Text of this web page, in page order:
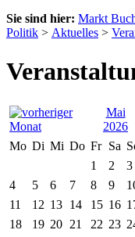
Sie sind hier: Markt
Politik > Aktuelles >
Mai
2026
Mo Di Mi Do Fr Sa
1
2
3
4
5 6 7 8 9
11
12 13 14 15 16
18
19 20 21 22 23